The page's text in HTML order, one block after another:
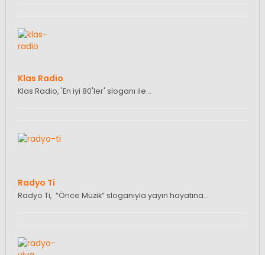
Klas Radio
Klas Radio, 'En iyi 80'ler' sloganı ile…
Radyo Ti
Radyo Ti, “Önce Müzik” sloganıyla yayın hayatına…